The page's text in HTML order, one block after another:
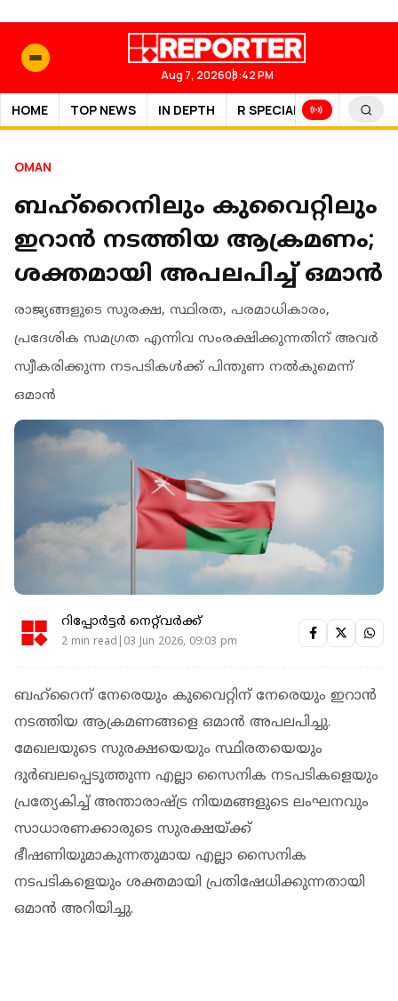
Aug 7, 202608:42 PM
HOME TOP NEWS IN DEPTH R SPECIAL SPORTS
OMAN
ബഹ്റൈനിലും കുവൈറ്റിലും
ഇറാൻ നടത്തിയ ആക്രമണം;
ശക്തമായി അപലപിച്ച് ഒമാൻ
രാജ്യങ്ങളുടെ സുരക്ഷ, സ്ഥിരത, പരമാധികാരം,
പ്രദേശിക സമഗ്രത എന്നിവ സംരക്ഷിക്കുന്നതിന് അവർ
സ്വീകരിക്കുന്ന നടപടികൾക്ക് പിന്തുണ നൽകുമെന്ന്
ഒമാൻ
റിപ്പോർട്ടർ നെറ്റ്‌വര്‍ക്ക്‌
2 min read|03 Jun 2026, 09:03 pm
ബഹ്‌റൈന് നേരെയും കുവൈറ്റിന് നേരെയും ഇറാൻ
നടത്തിയ ആക്രമണങ്ങളെ ഒമാൻ അപലപിച്ചു.
മേഖലയുടെ സുരക്ഷയെയും സ്ഥിരതയെയും
ദുർബലപ്പെടുത്തുന്ന എല്ലാ സൈനിക നടപടികളെയും
പ്രത്യേകിച്ച് അന്താരാഷ്ട്ര നിയമങ്ങളുടെ ലംഘനവും
സാധാരണക്കാരുടെ സുരക്ഷയ്ക്ക്
ഭീഷണിയുമാകുന്നതുമായ എല്ലാ സൈനിക
നടപടികളെയും ശക്തമായി പ്രതിഷേധിക്കുന്നതായി
ഒമാൻ അറിയിച്ചു.